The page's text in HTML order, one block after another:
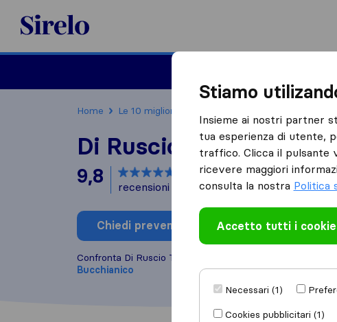
Sirelo.it
Home Le 10 migliori aziende di traslochi in Italia
Di Ruscio Traslochi
9,8 basato su17
recensioni di Sirelo e Google
i
Chiedi preventivo Scrivi una
Confronta Di Ruscio Traslochi con altre
Bucchianico
Stiamo
Insieme ai nostri partner
tua esperienza di utente,
traffico. Clicca il pulsante
ricevere maggiori
consulta la nostra Politica
Accetto tutti i
Necessari (1)
Cookies pubblicitari (1)